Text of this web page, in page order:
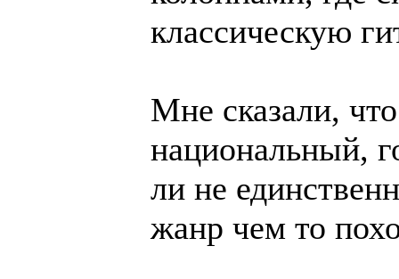
классическую
Мне сказали,
национальный,
ли не
жанр чем то